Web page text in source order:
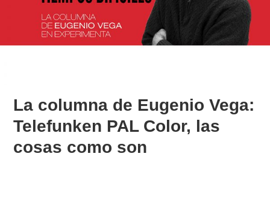
La columna de Eugenio Vega:
Telefunken PAL Color, las
cosas como son